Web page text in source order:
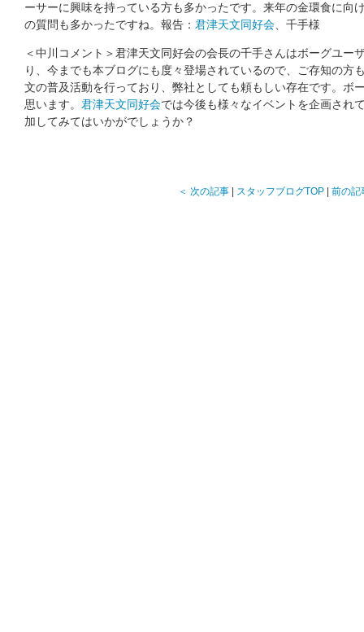
ーサーに興味を持っている方も多かったです。来年の金環食に向
の質問も多かったですね。報告： 君津天文同好会 、千手様
＜中川コメント＞君津天文同好会の会長の千手さんはボーグユー
り、今までも本ブログにも度々登場されているので、ご存知の方
文の普及活動を行っており、弊社としても頼もしい存在です。ボ
思います。 君津天文同好会では今後も様々なイベントを企画され
加してみてはいかがでしょうか？
＜ 次の記事 スタッフブログTOP 前の記